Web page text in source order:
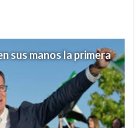
sus manos la primera